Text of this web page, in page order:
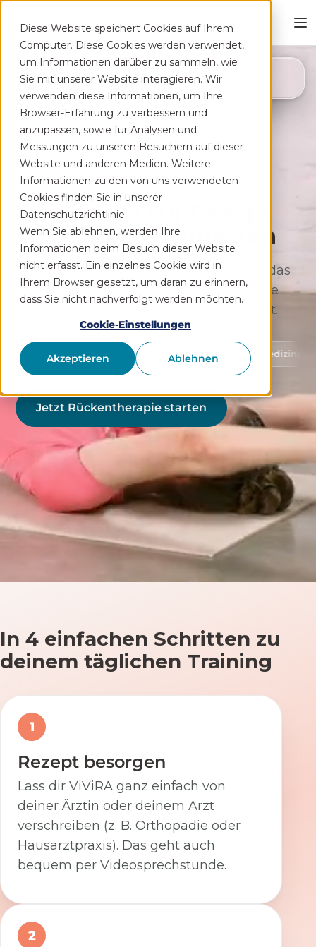
Diese Website speichert Cookies auf Ihrem
Computer. Diese Cookies werden verwendet,
um Informationen darüber zu sammeln, wie
Sie mit unserer Website interagieren. Wir
verwenden diese Informationen, um Ihre
Browser-Erfahrung zu verbessern und
anzupassen, sowie für Analysen und
Messungen zu unseren Besuchern auf dieser
Website und anderen Medien. Weitere
Informationen zu den von uns verwendeten
Cookies finden Sie in unserer
Datenschutzrichtlinie.
Wenn Sie ablehnen, werden Ihre
Informationen beim Besuch dieser Website
nicht erfasst. Ein einzelnes Cookie wird in
Ihrem Browser gesetzt, um daran zu erinnern,
dass Sie nicht nachverfolgt werden möchten.
Cookie-Einstellungen
Akzeptieren Ablehnen
Deine App auf Rezept
bei Rücken­schmerzen
Therapeutisches Training für zu Hause, das
sich flexibel deinem Alltag anpasst. Ohne
lange Wartezeiten, kostenfrei auf Rezept.
Schutz von Gesundheitsdaten Medizinprodukt
Jetzt Rückentherapie starten
In 4 einfachen Schritten zu
deinem täglichen Training
1
Rezept besorgen
Lass dir ViViRA ganz einfach von
deiner Ärztin oder deinem Arzt
verschreiben (z. B. Orthopädie oder
Hausarztpraxis). Das geht auch
bequem per Videosprechstunde.
2